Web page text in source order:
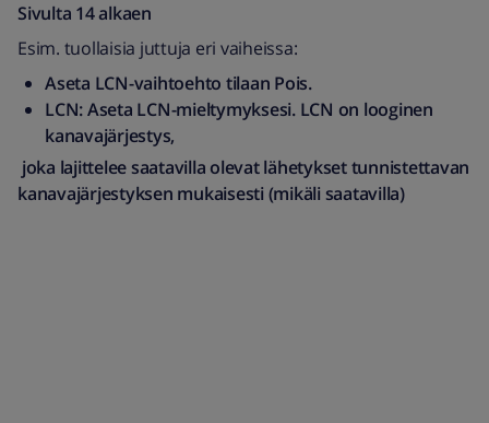
Sivulta 14 alkaen
Esim. tuollaisia juttuja eri vaiheissa:
Aseta LCN-vaihtoehto tilaan Pois.
LCN: Aseta LCN-mieltymyksesi. LCN on looginen
kanavajärjestys,
joka lajittelee saatavilla olevat lähetykset tunnistettavan
kanavajärjestyksen mukaisesti (mikäli saatavilla)